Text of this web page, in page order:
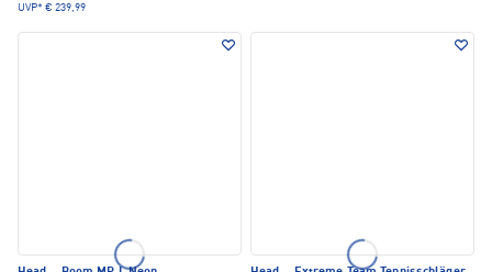
UVP* € 239,99